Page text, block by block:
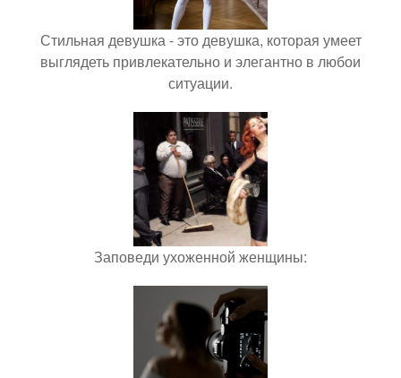
Стильная девушка - это девушка, которая умеет
выглядеть привлекательно и элегантно в любои
ситуации.
Заповеди ухоженной женщины: